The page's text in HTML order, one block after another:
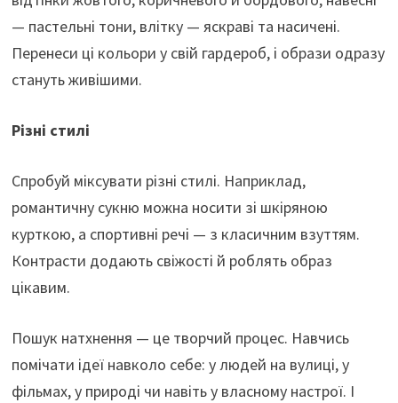
— пастельні тони, влітку — яскраві та насичені.
Перенеси ці кольори у свій гардероб, і образи одразу
стануть живішими.
Різні стилі
Спробуй міксувати різні стилі. Наприклад,
романтичну сукню можна носити зі шкіряною
курткою, а спортивні речі — з класичним взуттям.
Контрасти додають свіжості й роблять образ
цікавим.
Пошук натхнення — це творчий процес. Навчись
помічати ідеї навколо себе: у людей на вулиці, у
фільмах, у природі чи навіть у власному настрої. І